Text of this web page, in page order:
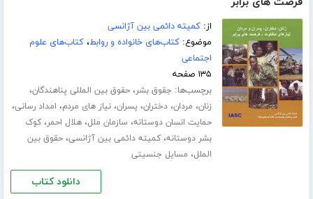
از:کمیته دائمی بین آژانسی
موضوع:کتاب‌های خانواده و روابط،کتاب‌های علوم
اجتماعی
۱۳۵ صفحه
برچسب‌ها: جقوق بشر،حقوق بین المللی پناهندگان،
زنان، مردان،دختران، پسران،نیاز های مردم، امداد رسانی،
حمایت انسان دوستانه، سازمان ملل،هلال احمر،کوک
بشر دوستانه،کمیته دائمی بین آژانسی،حقوق بین
الملل، مسایل جنسیتی
دانلود کتاب